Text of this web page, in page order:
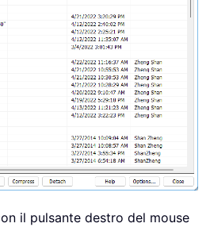
il pulsante destro del mouse